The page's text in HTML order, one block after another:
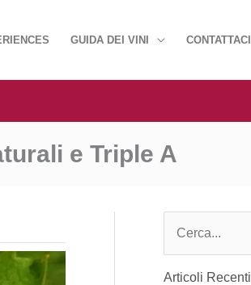
GUIDA DEI VINI CONTATTACI
e Triple A
Articoli Recenti